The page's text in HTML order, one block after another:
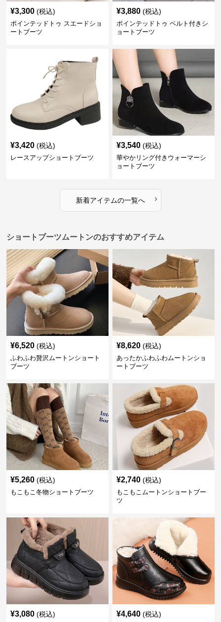
¥3,300 (税込)
ポインテッドトゥ スエードショ
ートブーツ
¥3,880 (税込)
ポインテッドトゥ ベルト付きシ
ョートブーツ
¥3,420 (税込)
レースアップショートブーツ
¥3,540 (税込)
華やかリング付きウォーマーシ
ョートブーツ
新着アイテムの一覧へ ›
ショートブーツムートンのおすすめアイテム
¥6,520 (税込)
ふわふわ贅沢ムートンショート
ブーツ
¥8,620 (税込)
あったかふわふわムートンショ
ートブーツ
¥5,260 (税込)
もこもこ冬物ショートブーツ
¥2,740 (税込)
もこもこムートンショートブー
ツ
¥3,080 (税込) ¥4,640 (税込)